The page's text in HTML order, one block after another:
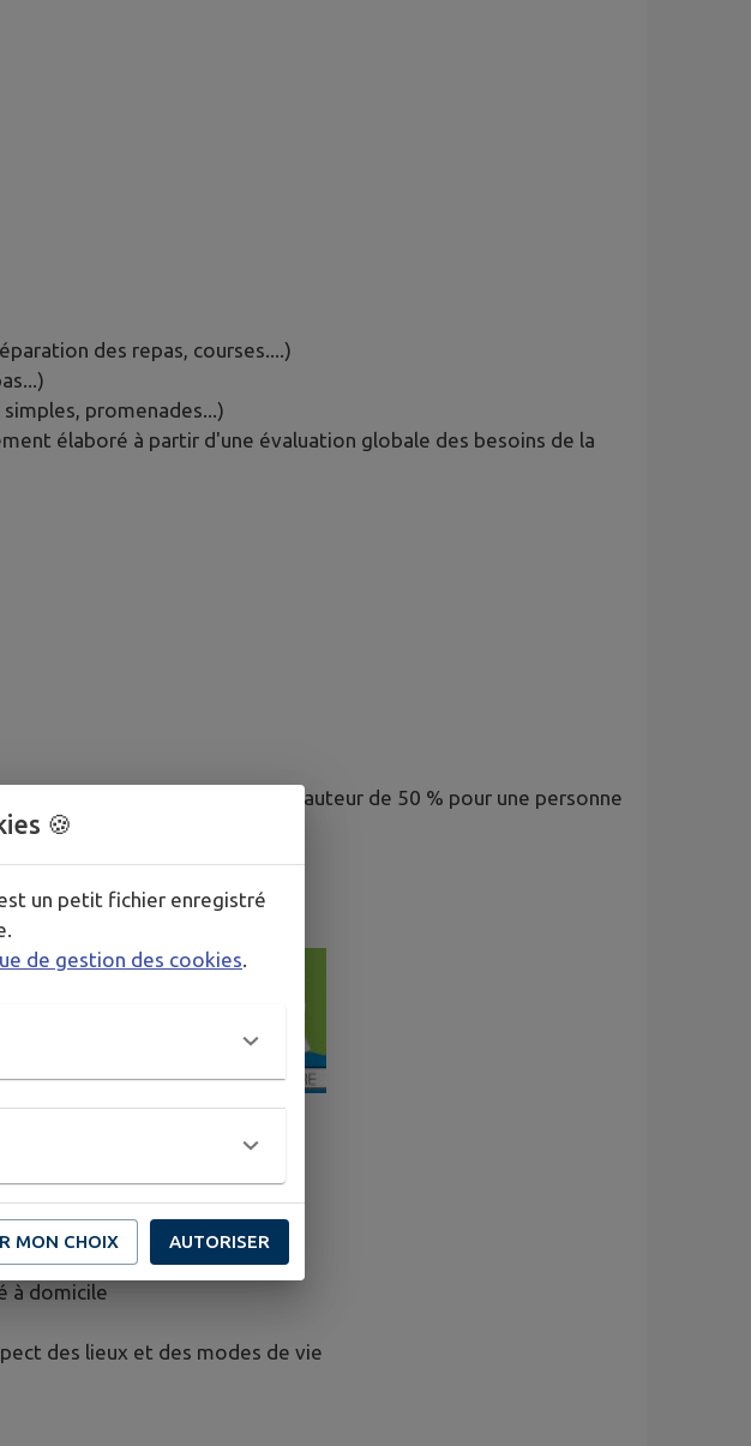
des repas, courses....)
promenades...)
élaboré à partir d'une évaluation globale des besoins de la
à une déduction fiscale à hauteur de 50 % pour une personne
À DOMICILE
à domicile
des lieux et des modes de vie
🍪
un petit fichier enregistré
de gestion des cookies
MON CHOIX AUTORISER